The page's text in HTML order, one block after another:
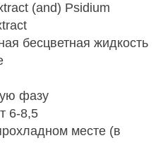
(and) Psidium
бесцветная жидкость
фазу
6-8,5
месте (в